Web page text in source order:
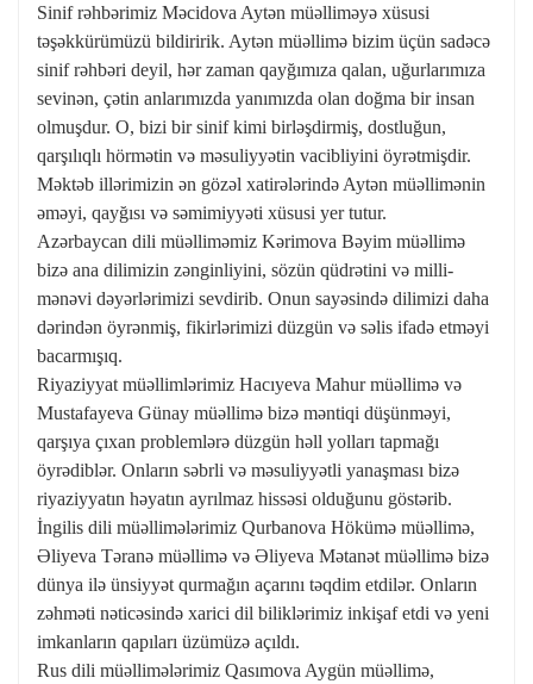
Sinif rəhbərimiz Məcidova Aytən müəlliməyə xüsusi
təşəkkürümüzü bildiririk. Aytən müəllimə bizim üçün sadəcə
sinif rəhbəri deyil, hər zaman qayğımıza qalan, uğurlarımıza
sevinən, çətin anlarımızda yanımızda olan doğma bir insan
olmuşdur. O, bizi bir sinif kimi birləşdirmiş, dostluğun,
qarşılıqlı hörmətin və məsuliyyətin vacibliyini öyrətmişdir.
Məktəb illərimizin ən gözəl xatirələrində Aytən müəllimənin
əməyi, qayğısı və səmimiyyəti xüsusi yer tutur.
Azərbaycan dili müəlliməmiz Kərimova Bəyim müəllimə
bizə ana dilimizin zənginliyini, sözün qüdrətini və milli-
mənəvi dəyərlərimizi sevdirib. Onun sayəsində dilimizi daha
dərindən öyrənmiş, fikirlərimizi düzgün və səlis ifadə etməyi
bacarmışıq.
Riyaziyyat müəllimlərimiz Hacıyeva Mahur müəllimə və
Mustafayeva Günay müəllimə bizə məntiqi düşünməyi,
qarşıya çıxan problemlərə düzgün həll yolları tapmağı
öyrədiblər. Onların səbrli və məsuliyyətli yanaşması bizə
riyaziyyatın həyatın ayrılmaz hissəsi olduğunu göstərib.
İngilis dili müəllimələrimiz Qurbanova Hökümə müəllimə,
Əliyeva Təranə müəllimə və Əliyeva Mətanət müəllimə bizə
dünya ilə ünsiyyət qurmağın açarını təqdim etdilər. Onların
zəhməti nəticəsində xarici dil biliklərimiz inkişaf etdi və yeni
imkanların qapıları üzümüzə açıldı.
Rus dili müəllimələrimiz Qasımova Aygün müəllimə,